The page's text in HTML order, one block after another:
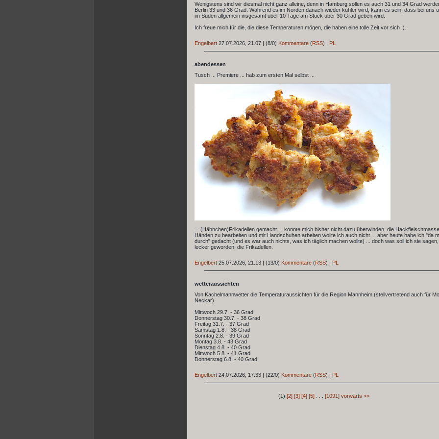
Wenigstens sind wir diesmal nicht ganz alleine, denn in Hamburg sollen es auch 31 und 34 Grad
Berlin 33 und 36 Grad. Während es im Norden danach wieder kühler wird, kann es sein, dass bei uns
im Süden allgemein insgesamt über 10 Tage am Stück über 30 Grad geben wird.
Ich freue mich für die, die diese Temperaturen mögen, die haben eine tolle Zeit vor sich :).
Engelbert 27.07.2026, 21.07 | (8/0) Kommentare (RSS) | PL
abendessen
Tusch ... Premiere ... hab zum ersten Mal selbst ...
... (Hähnchen)Frikadellen gemacht ... konnte mich bisher nicht dazu überwinden, die
Händen zu bearbeiten und mit Handschuhen arbeiten wollte ich auch nicht ... aber heute habe ich "da
durch" gedacht (und es war auch nichts, was ich täglich machen wollte) ... doch was soll ich sie
lecker geworden, die Frikadellen.
Engelbert 25.07.2026, 21.13 | (13/0) Kommentare (RSS) | PL
wetteraussichten
Von Kachelmannwetter die Temperaturaussichten für die Region Mannheim (stellvertretend auch für
Neckar)
Mittwoch 29.7. - 36 Grad
Donnerstag 30.7. - 38 Grad
Freitag 31.7. - 37 Grad
Samstag 1.8. - 38 Grad
Sonntag 2.8. - 39 Grad
Montag 3.8. - 43 Grad
Dienstag 4.8. - 40 Grad
Mittwoch 5.8. - 41 Grad
Donnerstag 6.8. - 40 Grad
Engelbert 24.07.2026, 17.33 | (22/0) Kommentare (RSS) | PL
(1) [2] [3] [4] [5] [1091] vorwärts >>